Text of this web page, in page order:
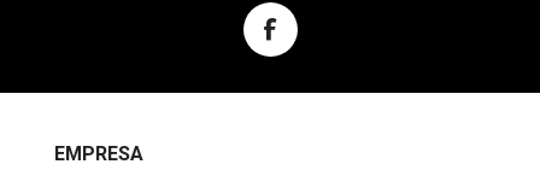
EMPRESA